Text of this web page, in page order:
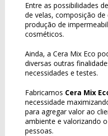
Entre as possibilidades
de velas, composição
produção de
cosméticos.
Ainda, a Cera Mix Eco
diversas outras
necessidades e testes.
Fabricamos Cera Mix
necessidade
para agregar valor ao
ambiente e valorizando
pessoas.